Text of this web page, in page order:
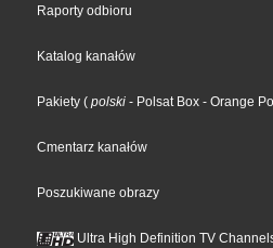
Raporty odbioru
Katalog kanałów
Pakiety ( polski - Polsat Box - Orange
Cmentarz kanałów
Poszukiwane obrazy
Ultra High Definition TV